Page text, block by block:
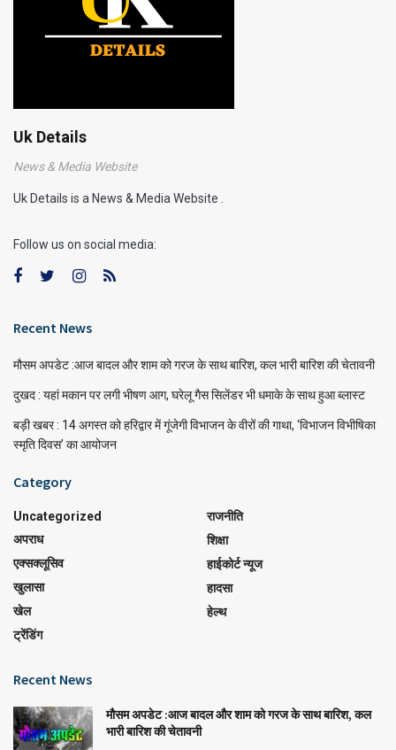
Uk Details
News & Media Website
Uk Details is a News & Media Website .
Follow us on social media:
Recent News
मौसम अपडेट :आज बादल और शाम को गरज के साथ बारिश, कल भारी बारिश की चेतावनी
दुखद : यहां मकान पर लगी भीषण आग, घरेलू गैस सिलेंडर भी धमाके के साथ हुआ ब्लास्ट
बड़ी खबर : 14 अगस्त को हरिद्वार में गूंजेगी विभाजन के वीरों की गाथा, ‘विभाजन विभीषिका
स्मृति दिवस’ का आयोजन
Category
Uncategorized
अपराध
एक्सक्लूसिव
खुलासा
खेल
ट्रेंडिंग
राजनीति
शिक्षा
हाईकोर्ट न्यूज
हादसा
हेल्थ
Recent News
मौसम अपडेट :आज बादल और शाम को गरज के साथ बारिश, कल
भारी बारिश की चेतावनी